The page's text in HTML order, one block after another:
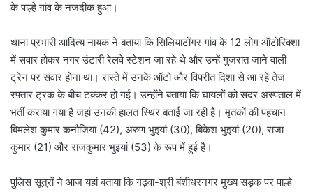
के पाल्हे गांव के नजदीक हुआ।
थाना प्रभारी आदित्य नायक ने बताया कि सिलियाटोंगर गांव के 12 लोग ऑटोरिक्शा
में सवार होकर नगर उंटारी रेलवे स्टेशन जा रहे थे और उन्हें गुजरात जाने वाली
ट्रेन पर सवार होना था। रास्ते में उनके ऑटो और विपरीत दिशा से आ रहे तेज
रफ्तार ट्रक के बीच टक्कर हो गई। उन्होंने बताया कि घायलों को सदर अस्पताल में
भर्ती कराया गया है जहां उनकी हालत स्थिर बताई जा रही है। मृतकों की पहचान
बिमलेश कुमार कनौजिया (42), अरुण भुइयां (30), बिकेश भुइयां (20), राजा
कुमार (21) और राजकुमार भुइयां (53) के रूप में हुई है।
पुलिस सूत्रों ने आज यहां बताया कि गढ़वा-श्री बंशीधरनगर मुख्य सड़क पर पाल्हे